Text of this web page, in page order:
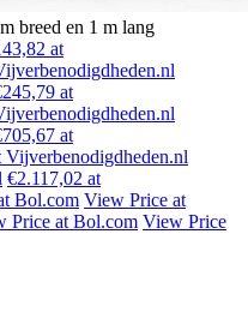
breed en 1 m lang
at
at
at
Vijverbenodigdheden.nl
€2.117,02 at
Bol.com View Price at
Price at Bol.com View Price